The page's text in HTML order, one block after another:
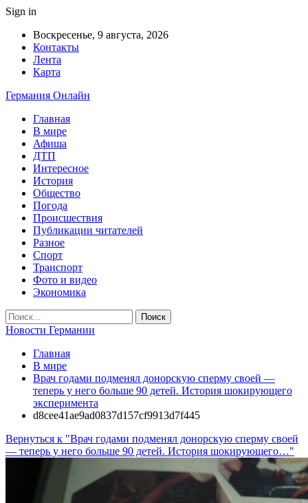
Sign in
Воскресенье, 9 августа, 2026
Контакты
Лента
Карта
Германия Онлайн
Главная
В мире
Афиша
ДТП
Интересное
История
Общество
Погода
Происшествия
Публикации читателей
Разное
Спорт
Транспорт
Фото и видео
Экономика
Новости Германии
Главная
В мире
Врач годами подменял донорскую сперму своей —
теперь у него больше 90 детей. История шокирующего
эксперимента
d8cee41ae9ad0837d157cf9913d7f445
Вернуться к "Врач годами подменял донорскую сперму своей
— теперь у него больше 90 детей. История шокирующего…"